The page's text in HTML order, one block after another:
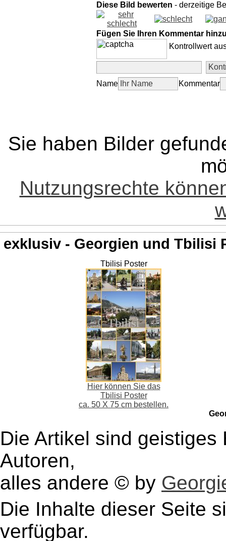
Diese Bild bewerten - derzeitige
Fügen Sie Ihren Kommentar
Kontrollwert
Name Kommentar
Sie haben Bilder
Nutzungsrechte
exklusiv - Georgien und Tbilisi
Tbilisi Poster
Hier können Sie das
Tbilisi Poster
ca. 50 X 75 cm bestellen.
Die Artikel sind
Autoren,
alles andere © by
Die Inhalte dieser Seite
verfügbar.